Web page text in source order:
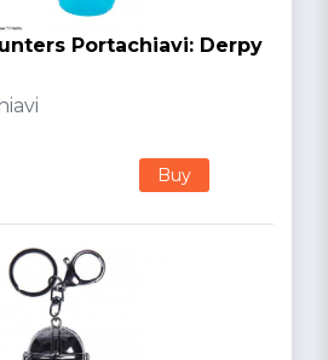
Portachiavi: Derpy
Buy